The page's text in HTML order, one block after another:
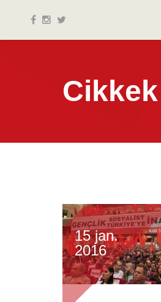
Cikkek
15 jan.
2016